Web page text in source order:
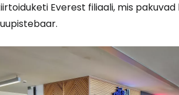
Everest filiaali, mis